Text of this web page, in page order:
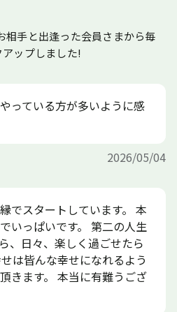
手と出逢った会員さまから毎
ップしました!
っている方が多いように感
2026/05/04
でスタートしています。 本
いっぱいです。 第二の人生
、日々、楽しく過ごせたら
は皆んな幸せになれるよう
きます。 本当に有難うござ